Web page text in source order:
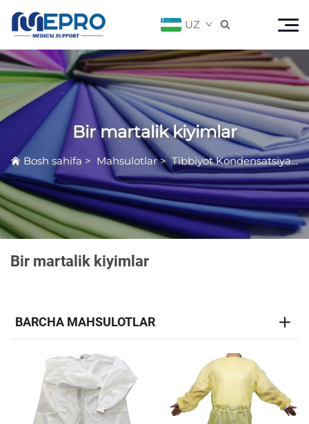
UZ 
Bir martalik kiyimlar
Bosh sahifa > Mahsulotlar>Tibbiyot Kondensatsiya Mahsuli
Bir martalik kiyimlar
BARCHA MAHSULOTLAR